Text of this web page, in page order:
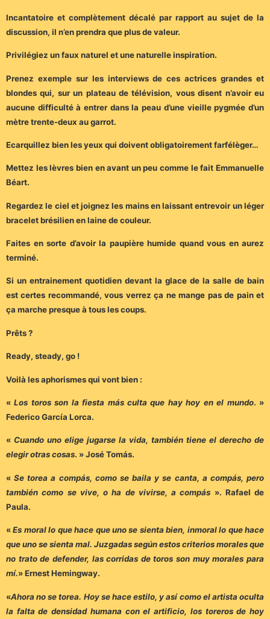
Incantatoire et complètement décalé par rapport au sujet de la
discussion, il n’en prendra que plus de valeur.
Privilégiez un faux naturel et une naturelle inspiration.
Prenez exemple sur les interviews de ces actrices grandes et
blondes qui, sur un plateau de télévision, vous disent n’avoir eu
aucune difficulté à entrer dans la peau d’une vieille pygmée d’un
mètre trente-deux au garrot.
Ecarquillez bien les yeux qui doivent obligatoirement farfélèger…
Mettez les lèvres bien en avant un peu comme le fait Emmanuelle
Béart.
Regardez le ciel et joignez les mains en laissant entrevoir un léger
bracelet brésilien en laine de couleur.
Faites en sorte d’avoir la paupière humide quand vous en aurez
terminé.
Si un entrainement quotidien devant la glace de la salle de bain
est certes recommandé, vous verrez ça ne mange pas de pain et
ça marche presque à tous les coups.
Prêts ?
Ready, steady, go !
Voilà les aphorismes qui vont bien :
« Los toros son la fiesta más culta que hay hoy en el mundo. »
Federico García Lorca.
« Cuando uno elige jugarse la vida, también tiene el derecho de
elegir otras cosas. » José Tomás.
«Se torea a compás, como se baila y se canta, a compás, pero
también como se vive, o ha de vivirse, a compás ». Rafael de
Paula.
«Es moral lo que hace que uno se sienta bien, inmoral lo que hace
que uno se sienta mal. Juzgadas según estos criterios morales que
no trato de defender, las corridas de toros son muy morales para
mí.» Ernest Hemingway.
«Ahora no se torea. Hoy se hace estilo, y así como el artista oculta
la falta de densidad humana con el artificio, los toreros de hoy